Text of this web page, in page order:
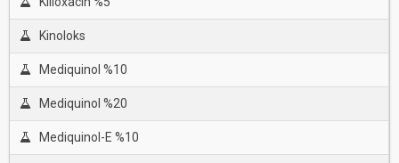
Kinoloks
Mediquinol %10
Mediquinol %20
Mediquinol-E %10